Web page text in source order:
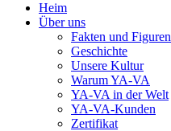
Heim
Über uns
Fakten und Figuren
Geschichte
Unsere Kultur
Warum YA-VA
YA-VA in der Welt
YA-VA-Kunden
Zertifikat